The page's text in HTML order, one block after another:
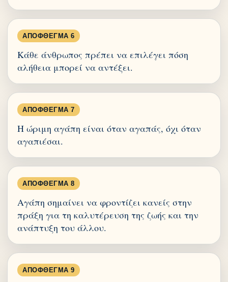
ΑΠΌΦΘΕΓΜΑ 6
Κάθε άνθρωπος πρέπει να επιλέγει πόση
αλήθεια μπορεί να αντέξει.
ΑΠΌΦΘΕΓΜΑ 7
Η ώριμη αγάπη είναι όταν αγαπάς, όχι όταν
αγαπιέσαι.
ΑΠΌΦΘΕΓΜΑ 8
Αγάπη σημαίνει να φροντίζει κανείς στην
πράξη για τη καλυτέρευση της ζωής και την
ανάπτυξη του άλλου.
ΑΠΌΦΘΕΓΜΑ 9